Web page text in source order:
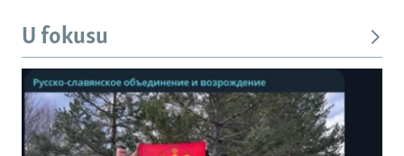
U fokusu